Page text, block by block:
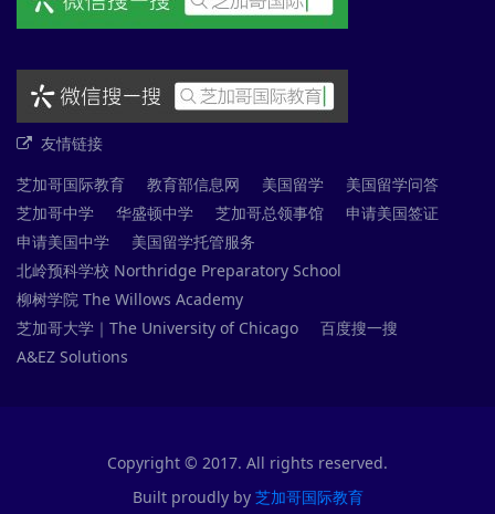
友情链接
芝加哥国际教育
教育部信息网 美国留学
美国留学问答
芝加哥中学
华盛顿中学 芝加哥总领事馆
申请美国签证
申请美国中学
美国留学托管服务
北岭预科学校 Northridge Preparatory School
柳树学院 The Willows Academy
芝加哥大学｜The University of Chicago
百度搜一搜
A&EZ Solutions
Copyright © 2017. All rights reserved.
Built proudly by 芝加哥国际教育